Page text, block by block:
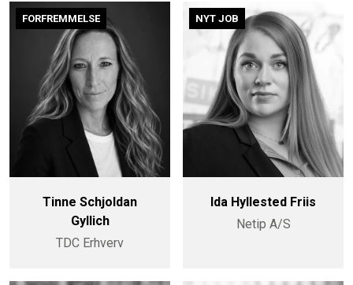
FORFREMMELSE
Tinne Schjoldan
Gyllich
TDC Erhverv
NYT JOB
Ida Hyllested Friis
Netip A/S